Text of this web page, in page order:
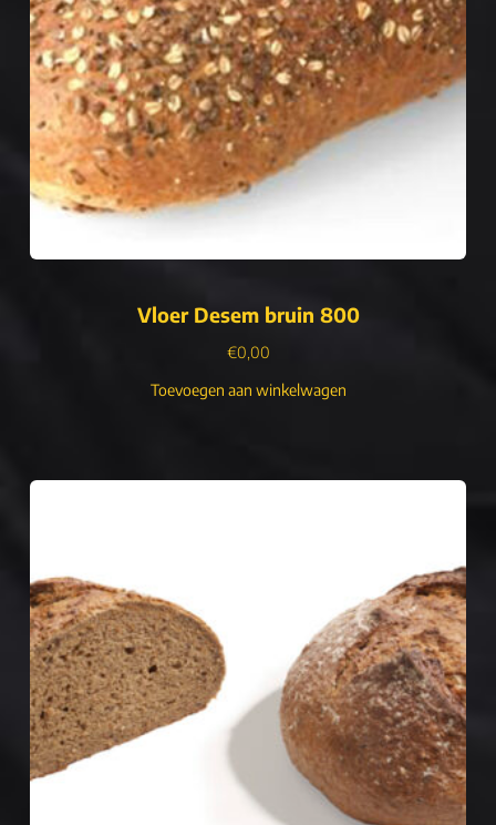
Vloer Desem bruin 800
€0,00
Toevoegen aan winkelwagen